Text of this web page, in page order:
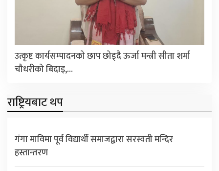
उत्कृष्ट कार्यसम्पादनको छाप छोड्दै ऊर्जा मन्त्री सीता शर्मा
चौधरीको बिदाइ,…
राष्ट्रियबाट थप
गंगा माविमा पूर्व विद्यार्थी समाजद्वारा सरस्वती मन्दिर
हस्तान्तरण